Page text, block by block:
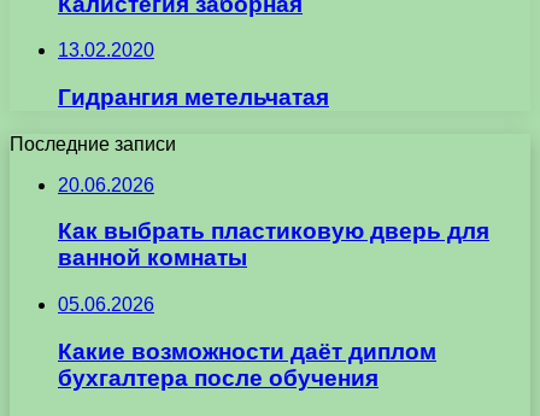
13.02.2020
Гидрангия метельчатая
Последние записи
20.06.2026
Как выбрать пластиковую дверь для
ванной комнаты
05.06.2026
Какие возможности даёт диплом
бухгалтера после обучения